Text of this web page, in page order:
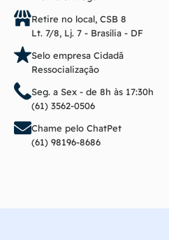
Retire no local, CSB 8
Lt. 7/8, Lj. 7 - Brasília - DF
Selo empresa Cidadã
Ressocialização
Seg. a Sex - de 8h às 17:30h
(61) 3562-0506
Chame pelo ChatPet
(61) 98196-8686